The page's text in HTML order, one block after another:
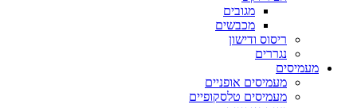
מגובים
מכבשים
ריסוס ודישון
נגררים
מעמיסים
מעמיסים אופניים
מעמיסים טלסקופיים